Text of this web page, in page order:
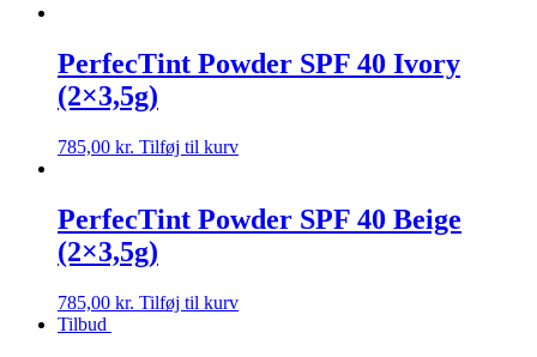
PerfecTint Powder SPF 40 Ivory
(2×3,5g)
785,00 kr. Tilføj til kurv
PerfecTint Powder SPF 40 Beige
(2×3,5g)
785,00 kr. Tilføj til kurv
Tilbud